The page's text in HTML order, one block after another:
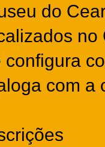
do
no
configura
com a